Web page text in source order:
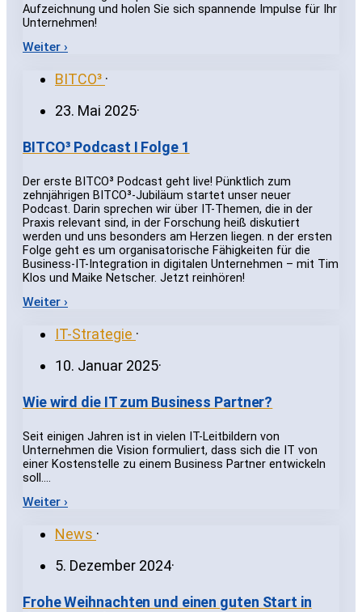
Aufzeichnung und holen Sie sich spannende Impulse für Ihr
Unternehmen!
Weiter ›
BITCO³ ·
23. Mai 2025·
BITCO³ Podcast I Folge 1
Der erste BITCO³ Podcast geht live! Pünktlich zum
zehnjährigen BITCO³-Jubiläum startet unser neuer
Podcast. Darin sprechen wir über IT-Themen, die in der
Praxis relevant sind, in der Forschung heiß diskutiert
werden und uns besonders am Herzen liegen. n der ersten
Folge geht es um organisatorische Fähigkeiten für die
Business-IT-Integration in digitalen Unternehmen – mit Tim
Klos und Maike Netscher. Jetzt reinhören!
Weiter ›
IT-Strategie ·
10. Januar 2025·
Wie wird die IT zum Business Partner?
Seit einigen Jahren ist in vielen IT-Leitbildern von
Unternehmen die Vision formuliert, dass sich die IT von
einer Kostenstelle zu einem Business Partner entwickeln
soll.…
Weiter ›
News ·
5. Dezember 2024·
Frohe Weihnachten und einen guten Start in